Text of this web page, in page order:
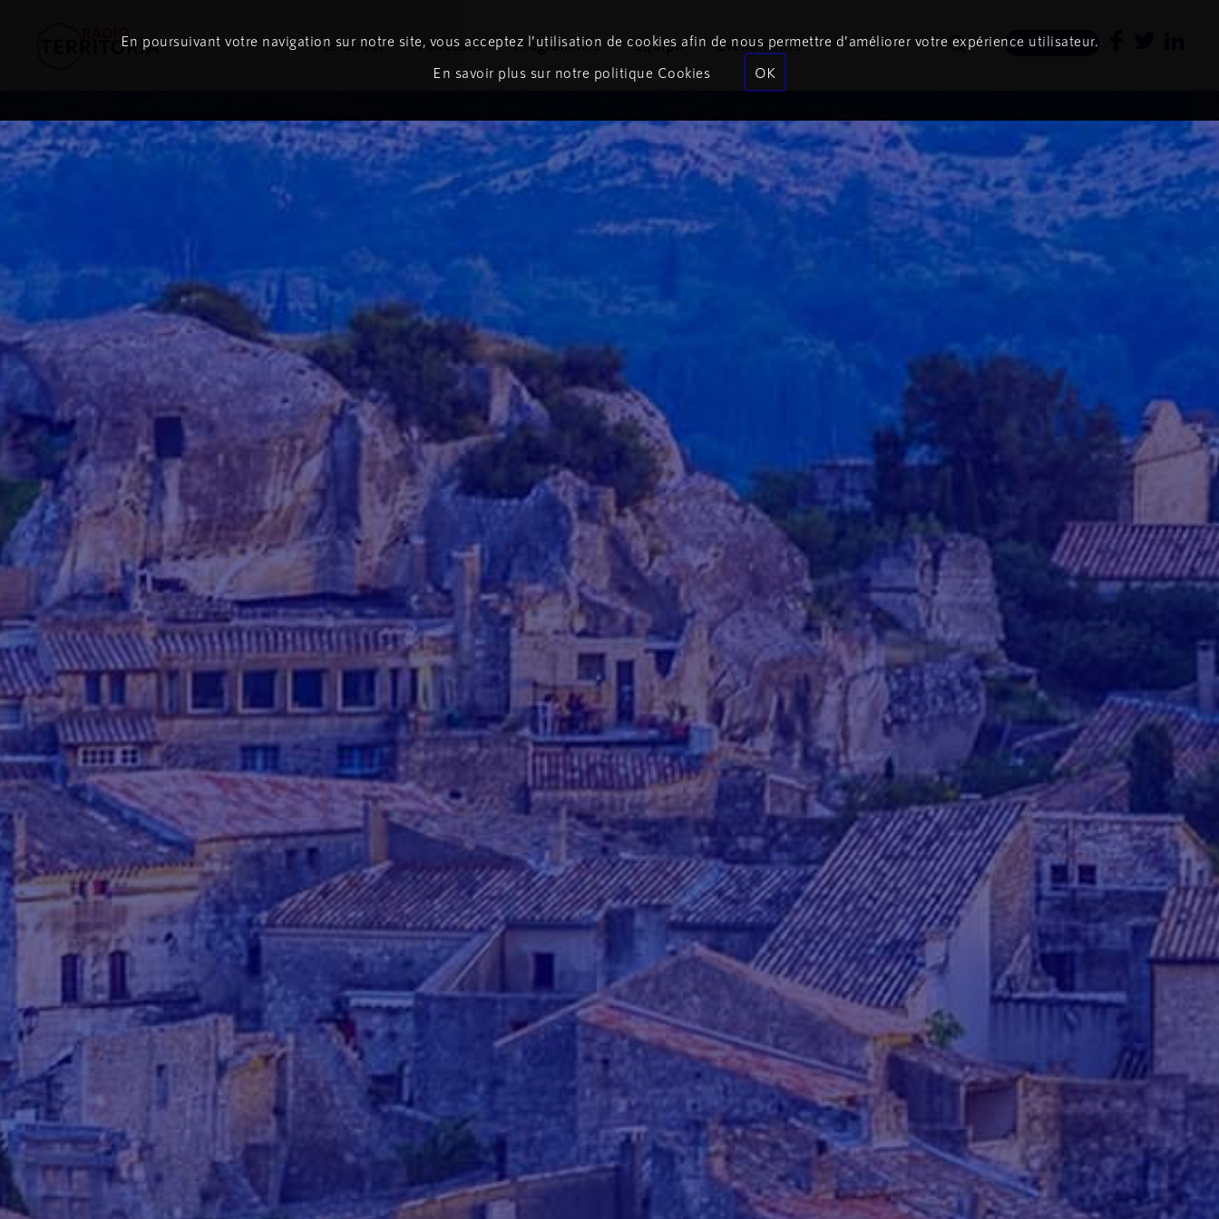
Newsletter
Le direct Podcasts Programmes Équipe Événements
En poursuivant votre navigation sur notre site, vous acceptez l’utilisation de cookies afin de nous permettre d’améliorer votre expérience utilisateur.
En savoir plus sur notre politique Cookies
OK